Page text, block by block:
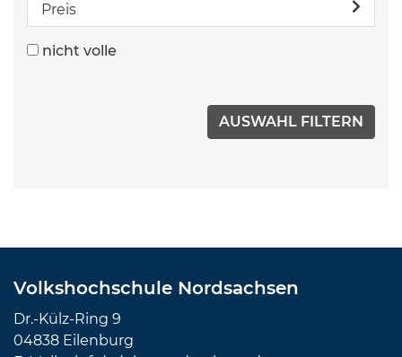
Preis
nicht volle
Volkshochschule Nordsachsen
Dr.-Külz-Ring 9
04838 Eilenburg